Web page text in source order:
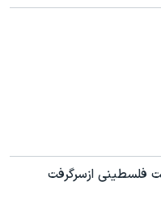
فلسطينی ازسرگرفت